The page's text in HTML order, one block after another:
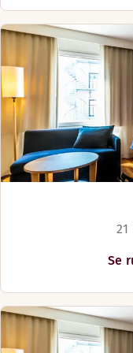
21
Se